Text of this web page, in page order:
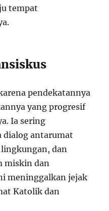
tempat
pendekatannya
yang progresif
Ia sering
dialog antarumat
dan
miskin dan
meninggalkan jejak
Katolik dan